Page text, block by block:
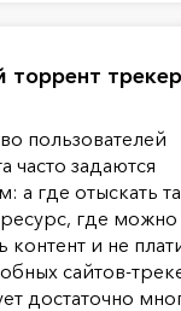
торрент трекер
пользователей
часто задаются
а где отыскать
где можно
контент и не
сайтов-
достаточно